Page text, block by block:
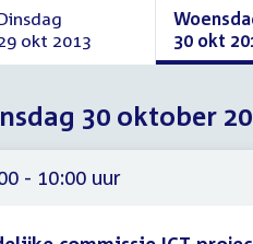
okt 2013
oktober
30 okt
oktober
2013
30 oktober
- 10:00 uur